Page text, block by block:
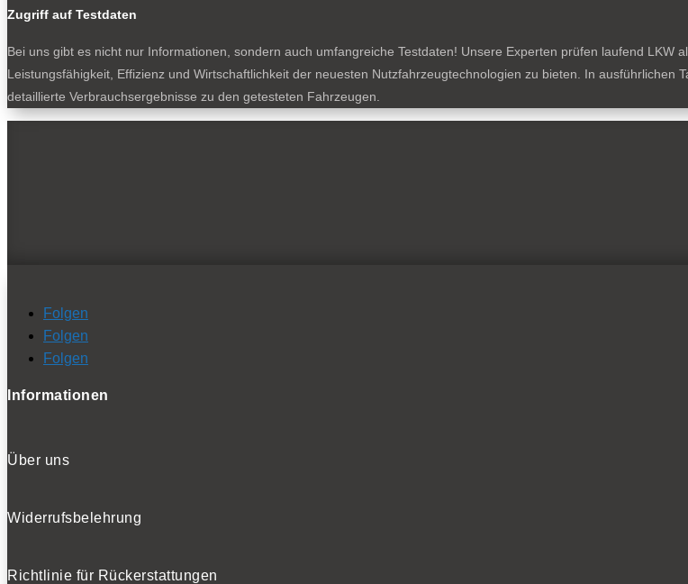
Zugriff auf Testdaten
Bei uns gibt es nicht nur Informationen, sondern auch umfangreiche Testdaten! Unsere Experten prüfen laufend LKW
Leistungsfähigkeit, Effizienz und Wirtschaftlichkeit der neuesten Nutzfahrzeugtechnologien zu bieten. In ausführlichen
detaillierte Verbrauchsergebnisse zu den getesteten Fahrzeugen.
Folgen
Folgen
Folgen
Informationen
Über uns
Widerrufsbelehrung
Richtlinie für Rückerstattungen